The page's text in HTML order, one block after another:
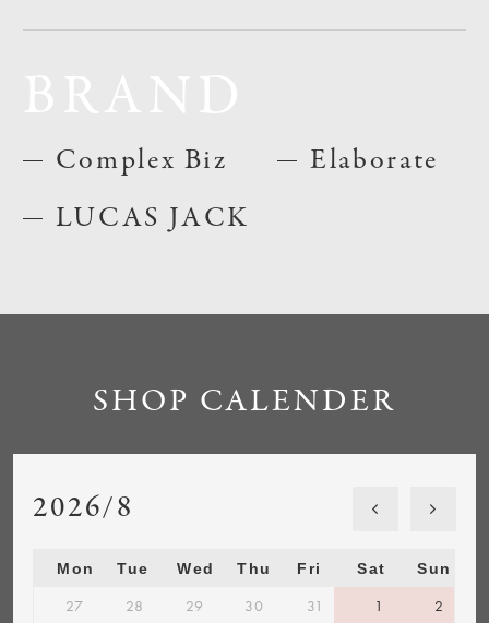
Complex Biz
LUCAS JACK
Elaborate
SHOP CALENDER
2026/8
Mon Tue Wed Thu Fri Sat Sun
27 28 29 30 31 1 2